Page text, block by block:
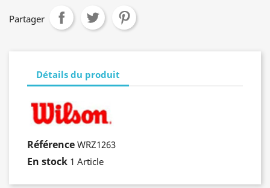
Partager
Détails du produit
Référence WRZ1263
En stock 1 Article